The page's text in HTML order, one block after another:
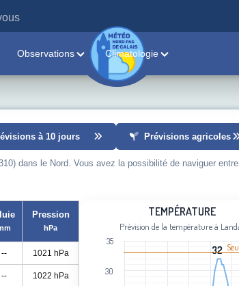
Observations Climatologie
à 10 jours Prévisions agricoles
dans le Nord. Vous avez la possibilité de naviguer
Pression
hPa
-- 1021 hPa
-- 1022 hPa
Line chart with 107 data points.
Prévision de la température à
View as data table, Température
The chart has 1 X axis displaying
TEMPÉRATURE
Prévision de la température à
32
32
30
35